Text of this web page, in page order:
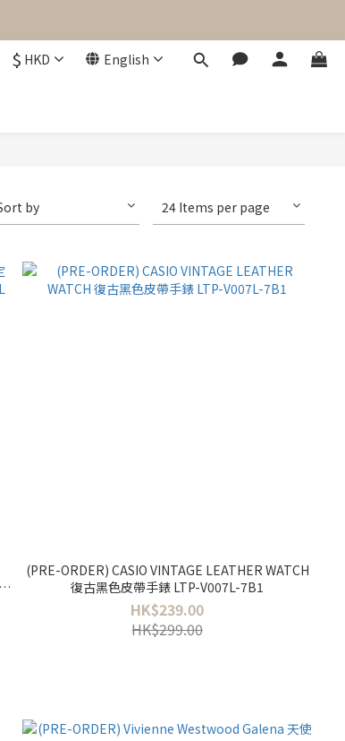
$ HKD English
by 24 Items per page
(PRE-ORDER) CASIO VINTAGE LEATHER WATCH
復古黑色皮帶手錶 LTP-V007L-7B1
HK$239.00
HK$299.00